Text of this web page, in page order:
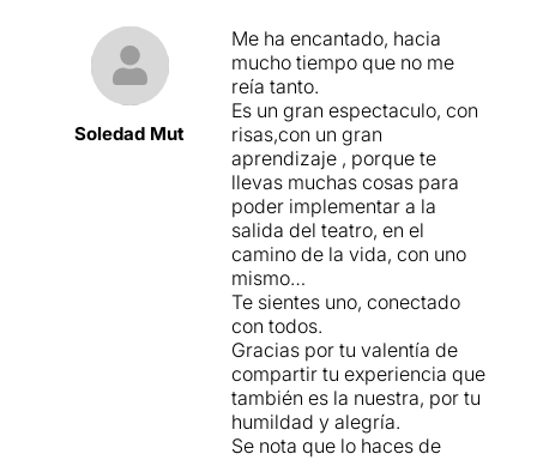
Soledad Mut
Me ha encantado, hacia
mucho tiempo que no me
reía tanto.
Es un gran espectaculo, con
risas,con un gran
aprendizaje , porque te
llevas muchas cosas para
poder implementar a la
salida del teatro, en el
camino de la vida, con uno
mismo…
Te sientes uno, conectado
con todos.
Gracias por tu valentía de
compartir tu experiencia que
también es la nuestra, por tu
humildad y alegría.
Se nota que lo haces de